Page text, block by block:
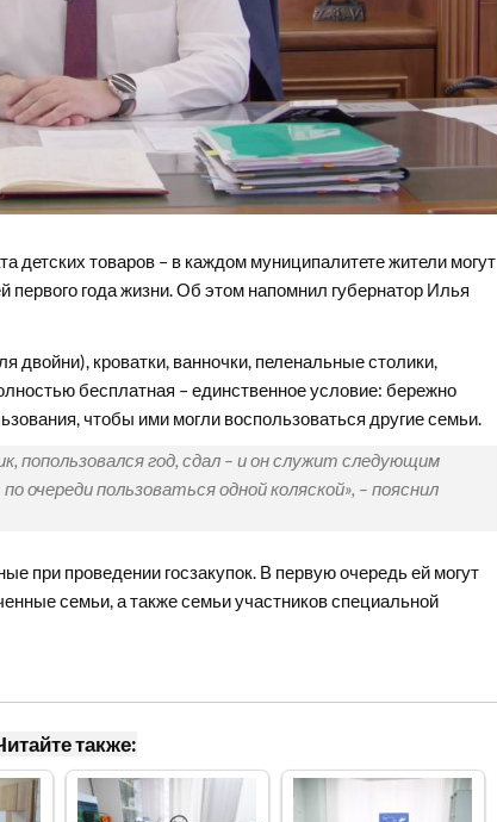
детских товаров – в каждом муниципалитете жители могут
года жизни. Об этом напомнил губернатор Илья
двойни), кроватки, ванночки, пеленальные столики,
бесплатная – единственное условие: бережно
чтобы ими могли воспользоваться другие семьи.
попользовался год, сдал – и он служит следующим
очереди пользоваться одной коляской», – пояснил
при проведении госзакупок. В первую очередь ей могут
семьи, а также семьи участников специальной
также: